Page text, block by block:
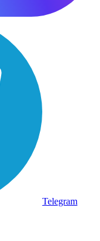
Telegram